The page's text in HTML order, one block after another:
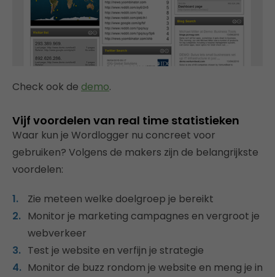
Check ook de demo.
Vijf voordelen van real time statistieken
Waar kun je Wordlogger nu concreet voor
gebruiken? Volgens de makers zijn de belangrijkste
voordelen:
Zie meteen welke doelgroep je bereikt
Monitor je marketing campagnes en vergroot je
webverkeer
Test je website en verfijn je strategie
Monitor de buzz rondom je website en meng je in